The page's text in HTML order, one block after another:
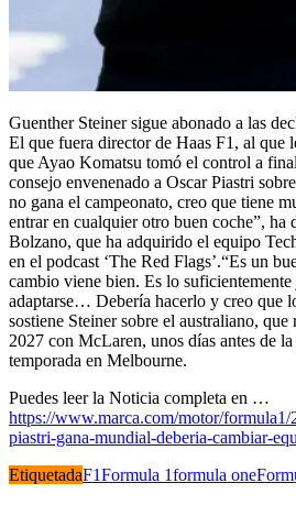
Guenther Steiner sigue abonado a las
El que fuera director de Haas F1, al que
que Ayao Komatsu tomó el control a
consejo envenenado a Oscar Piastri
no gana el campeonato, creo que tiene
entrar en cualquier otro buen coche”, ha
Bolzano, que ha adquirido el equipo
en el podcast ‘The Red Flags’.“Es un
cambio viene bien. Es lo
adaptarse… Debería hacerlo y creo que
sostiene Steiner sobre el australiano,
2027 con McLaren, unos días antes de
temporada en Melbourne.
Puedes leer la Noticia completa en …
https://www.marca.com/motor/formula1/
piastri-gana-mundial-deberia-cambiar-
EtiquetadaF1Formula 1formula one